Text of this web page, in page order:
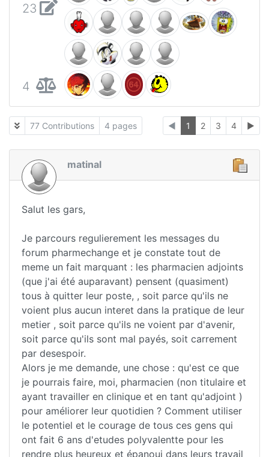
23
4
77 Contributions 4 pages ◄ 1 2 3 4 ►
matinal
Salut les gars,
Je parcours regulierement les messages du
forum pharmechange et je constate tout de
meme un fait marquant : les pharmacien adjoints
(que j'ai été auparavant) pensent (quasiment)
tous à quitter leur poste, , soit parce qu'ils ne
voient plus aucun interet dans la pratique de leur
metier , soit parce qu'ils ne voient par d'avenir,
soit parce qu'ils sont mal payés, soit carrement
par desespoir.
Alors je me demande, une chose : qu'est ce que
je pourrais faire, moi, pharmacien (non titulaire et
ayant travailler en clinique et en tant qu'adjoint )
pour améliorer leur quotidien ? Comment utiliser
le potentiel et le courage de tous ces gens qui
ont fait 6 ans d'etudes polyvalentte pour les
rendre plus heureux et épanoui dans leurs travail